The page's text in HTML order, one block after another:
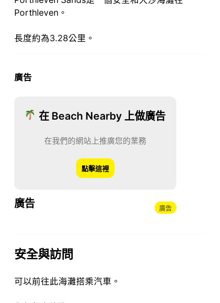
Porthleven。
長度約為3.28公里。
廣告
在 Beach Nearby 上做廣告
在我們的網站上推廣您的業務
點擊這裡
廣告 廣告
安全與訪問
可以前往此海灘搭乘汽車。